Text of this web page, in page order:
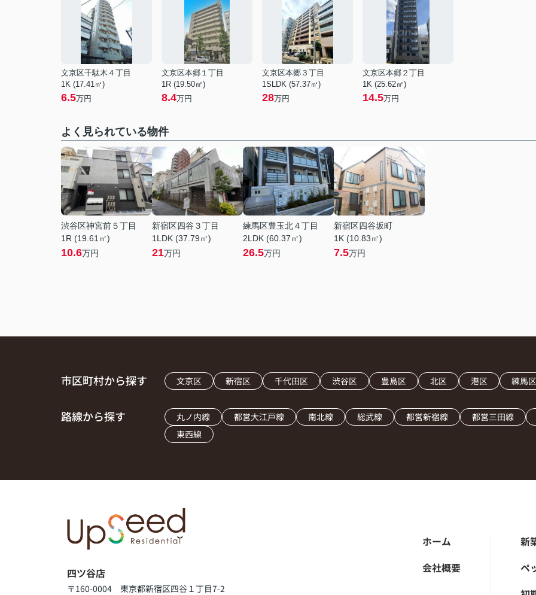
文京区千駄木４丁目
1K (17.41㎡)
6.5万円
文京区本郷１丁目
1R (19.50㎡)
8.4万円
文京区本郷３丁目
1SLDK (57.37㎡)
28万円
文京区本郷２丁目
1K (25.62㎡)
14.5万円
よく見られている物件
渋谷区神宮前５丁目
1R (19.61㎡)
10.6万円
新宿区四谷３丁目
1LDK (37.79㎡)
21万円
練馬区豊玉北４丁目
2LDK (60.37㎡)
26.5万円
新宿区四谷坂町
1K (10.83㎡)
7.5万円
市区町村から探す 文京区 新宿区 千代田区 渋谷区 豊島区 北区 港区 練馬区
路線から探す 丸ノ内線 都営大江戸線 南北線 総武線 都営新宿線
都営三田線
東西線
四ツ谷店
〒160-0004 東京都新宿区四谷１丁目7-2
ホーム
会社概要
新
ペ